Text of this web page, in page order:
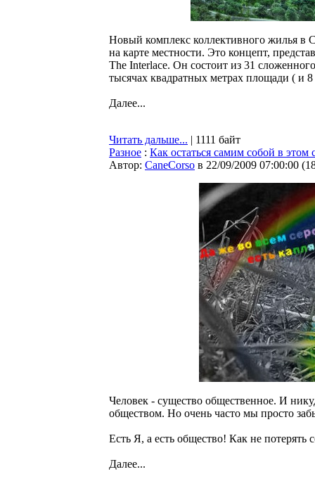
Новый комплекс коллективного жилья в
на карте местности. Это концепт,
The Interlace. Он состоит из 31
тысячах квадратных метрах площади ( и 8
Далее...
Читать дальше... | 1111 байт
Разное : Как остаться самим собой в
Автор: CaneCorso в 22/09/2009 07:00:00 (
Человек - существо общественное. И
обществом. Но очень часто мы просто
Есть Я, а есть общество! Как не потерять
Далее...